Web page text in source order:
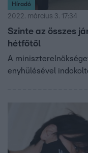
Híradó
2022. március 3. 17:34
Szinte az összes
hétfőtől
A
enyhülésével